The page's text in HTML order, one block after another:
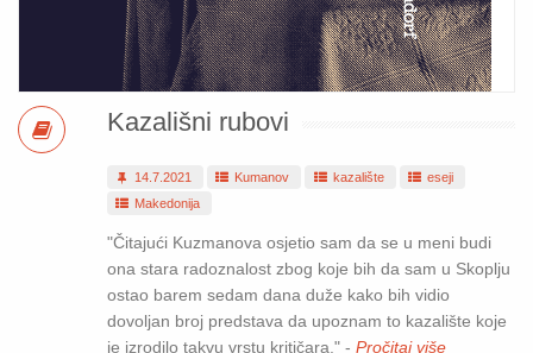
Kazališni rubovi
14.7.2021 Kumanov kazalište
eseji
Makedonija
"Čitajući Kuzmanova osjetio sam da se u meni budi
ona stara radoznalost zbog koje bih da sam u Skoplju
ostao barem sedam dana duže kako bih vidio
dovoljan broj predstava da upoznam to kazalište koje
je izrodilo takvu vrstu kritičara." - Pročitaj više